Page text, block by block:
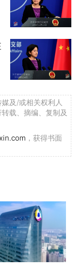
及/或相关权利人
载、摘编、复制及
，获得书面